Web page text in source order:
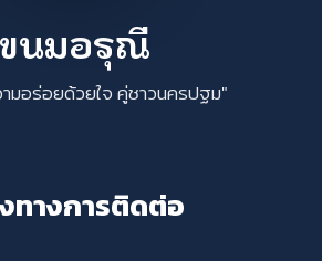
ขนมอรุณี
มอร่อยด้วยใจ คู่ชาวนครปฐม"
ทางการติดต่อ